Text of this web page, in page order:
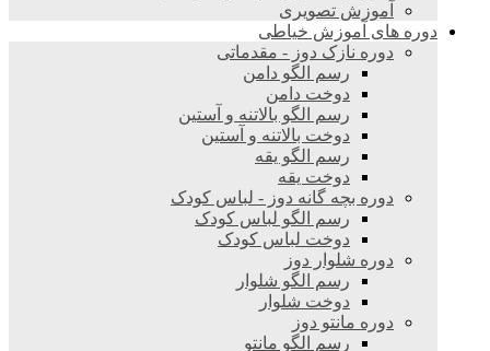
آموزش تصویری
دوره های آموزش خیاطی
دوره نازک دوز - مقدماتی
رسم الگو دامن
دوخت دامن
رسم الگو بالاتنه و آستین
دوخت بالاتنه و آستین
رسم الگو یقه
دوخت یقه
دوره بچه گانه دوز - لباس کودک
رسم الگو لباس کودک
دوخت لباس کودک
دوره شلوار دوز
رسم الگو شلوار
دوخت شلوار
دوره مانتو دوز
رسم الگو مانتو